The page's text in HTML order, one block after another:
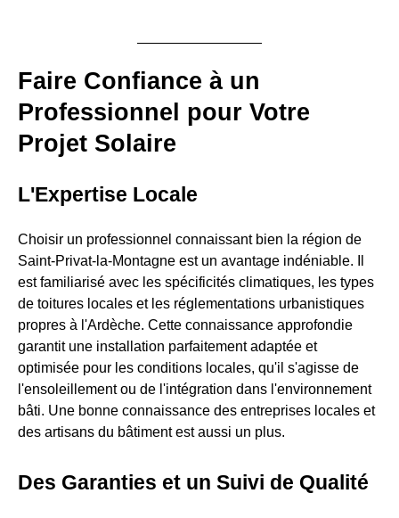
Faire Confiance à un
Professionnel pour Votre
Projet Solaire
L'Expertise Locale
Choisir un professionnel connaissant bien la région de
Saint-Privat-la-Montagne est un avantage indéniable. Il
est familiarisé avec les spécificités climatiques, les types
de toitures locales et les réglementations urbanistiques
propres à l'Ardèche. Cette connaissance approfondie
garantit une installation parfaitement adaptée et
optimisée pour les conditions locales, qu'il s'agisse de
l'ensoleillement ou de l'intégration dans l'environnement
bâti. Une bonne connaissance des entreprises locales et
des artisans du bâtiment est aussi un plus.
Des Garanties et un Suivi de Qualité